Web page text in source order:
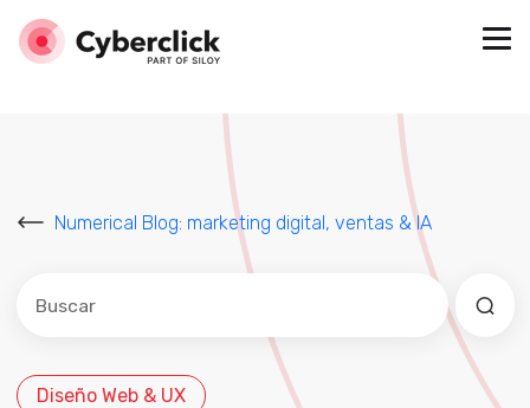
Numerical Blog: marketing digital, ventas & IA
Este es un campo de búsqueda con una función de
No hay sugerencias porque el campo de
Diseño Web & UX